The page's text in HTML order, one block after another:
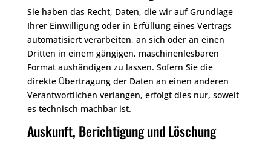
Sie haben das Recht, Daten, die wir auf Grundlage
Ihrer Einwilligung oder in Erfüllung eines Vertrags
automatisiert verarbeiten, an sich oder an einen
Dritten in einem gängigen, maschinenlesbaren
Format aushändigen zu lassen. Sofern Sie die
direkte Übertragung der Daten an einen anderen
Verantwortlichen verlangen, erfolgt dies nur, soweit
es technisch machbar ist.
Auskunft, Berichtigung und Löschung